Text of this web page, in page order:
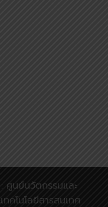
ศูนย์นวัตกรรมและ
คโนโลยีสารสนเทศ